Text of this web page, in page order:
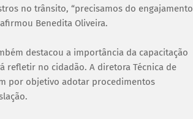
no trânsito, “precisamos do engajamento
Benedita Oliveira.
destacou a importância da capacitação
refletir no cidadão. A diretora Técnica de
por objetivo adotar procedimentos